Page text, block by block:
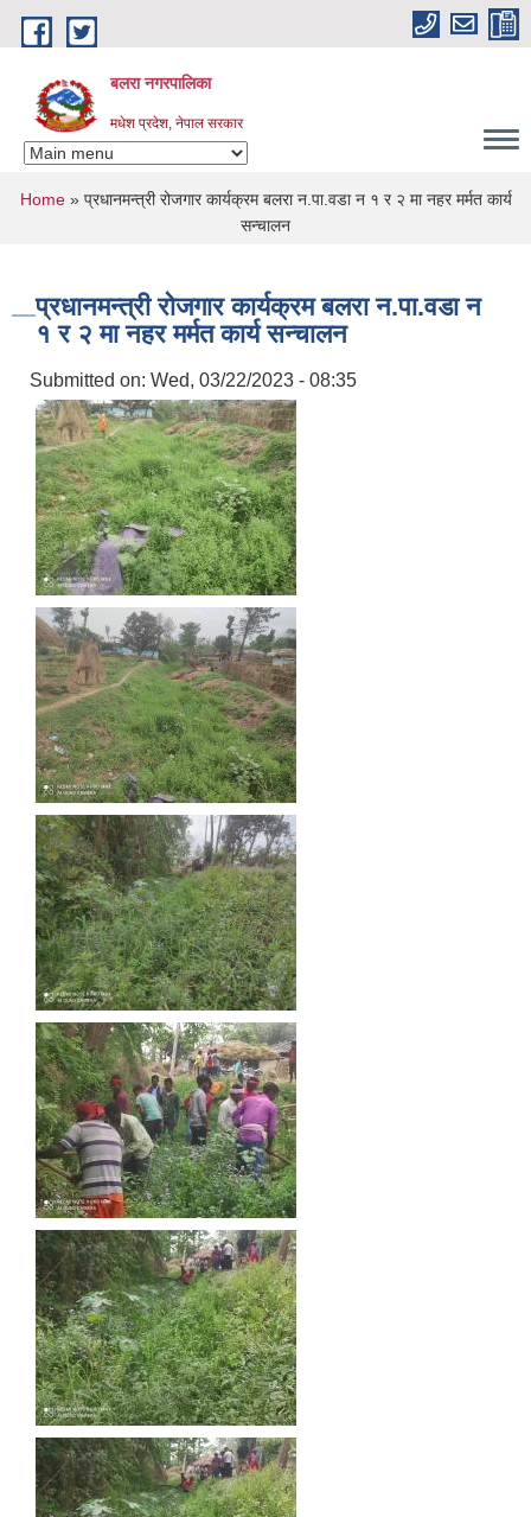
Skip to main content
बलरा नगरपालिका
मधेश प्रदेश, नेपाल सरकार
You are here
Home» प्रधानमन्त्री रोजगार कार्यक्रम बलरा न.पा.वडा न‌ १ र २ मा नहर मर्मत कार्य
सन्चालन
प्रधानमन्त्री रोजगार कार्यक्रम बलरा न.पा.वडा न‌
१ र २ मा नहर मर्मत कार्य सन्चालन
Submitted on: Wed, 03/22/2023 - 08:35